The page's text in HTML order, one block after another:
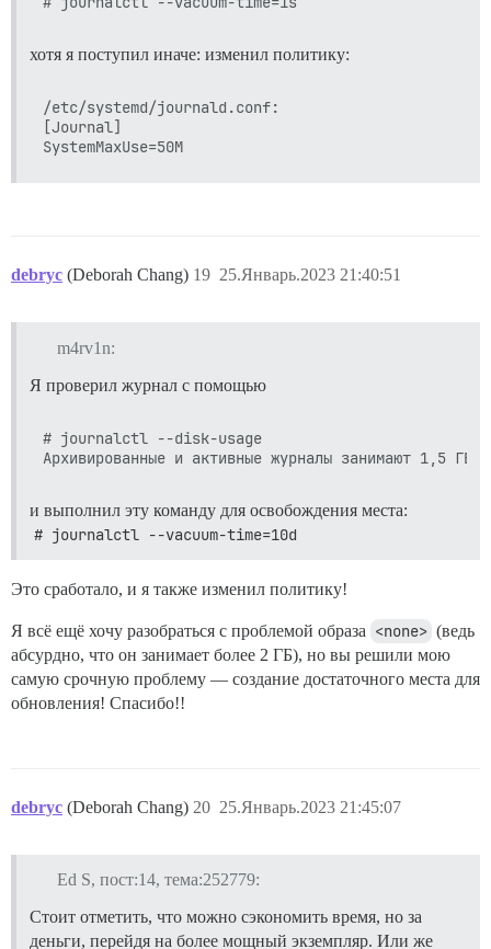
хотя я поступил иначе: изменил политику:
/etc/systemd/journald.conf:
[Journal]
debryc (Deborah Chang) 25.Январь.2023 21:40:51
19
m4rv1n:
Я проверил журнал с помощью
# journalctl --disk-usage
и выполнил эту команду для освобождения места:
# journalctl --vacuum-time=10d
Это сработало, и я также изменил политику!
Я всё ещё хочу разобраться с проблемой образа <none> (ведь
абсурдно, что он занимает более 2 ГБ), но вы решили мою
самую срочную проблему — создание достаточного места для
обновления! Спасибо!!
debryc (Deborah Chang) 25.Январь.2023 21:45:07
20
Ed S, пост:14, тема:252779:
Стоит отметить, что можно сэкономить время, но за
деньги, перейдя на более мощный экземпляр. Или же